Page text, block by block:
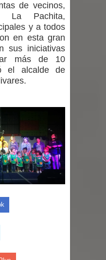
de vecinos,
La Pachita,
y a todos
en esta gran
sus iniciativas
más de 10
el alcalde de